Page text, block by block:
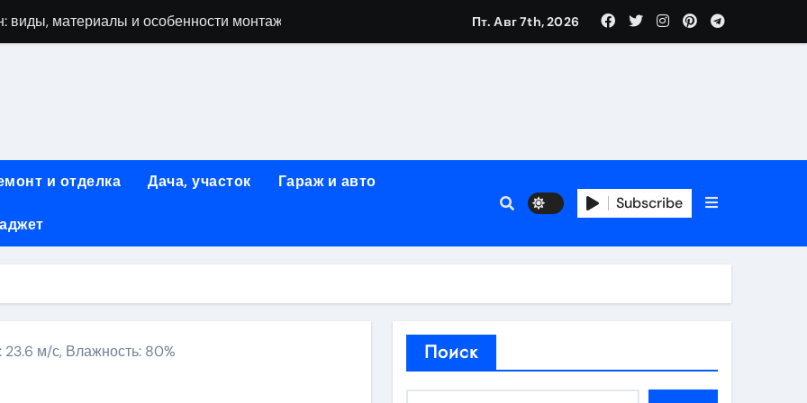
материалы и особенности монтажа
ногтевого сервиса: основные принципы и форматы участия
конструкции и этапы возведения
на рейсы в Киргизию
рекламных технологий для программной и мобильной рекламы
ассортимента и критериев выбора
квартир со вторым светом и террасой в готовых домах
Пт. Авг 7th, 2026
и отделка Дача, участок Гараж и авто
Subscribe
23.6 м/с, Влажность: 80% Поиск